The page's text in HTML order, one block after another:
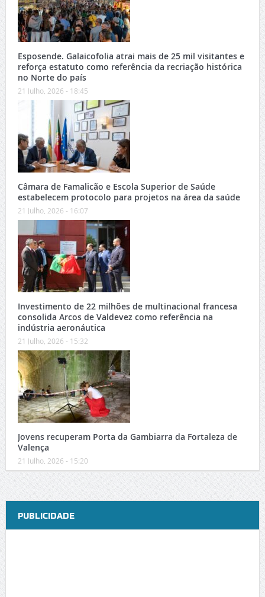
Esposende. Galaicofolia atrai mais de 25 mil visitantes e
reforça estatuto como referência da recriação histórica
no Norte do país
21 Julho, 2026 - 18:45
Câmara de Famalicão e Escola Superior de Saúde
estabelecem protocolo para projetos na área da saúde
21 Julho, 2026 - 16:07
Investimento de 22 milhões de multinacional francesa
consolida Arcos de Valdevez como referência na
indústria aeronáutica
21 Julho, 2026 - 15:32
Jovens recuperam Porta da Gambiarra da Fortaleza de
Valença
21 Julho, 2026 - 15:20
PUBLICIDADE